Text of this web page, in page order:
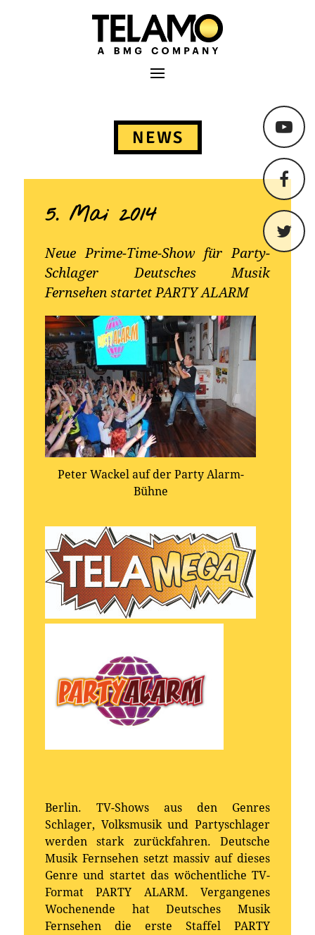
TELAMO
Primäres Menü
NEWS
5. Mai 2014
Neue Prime-Time-Show für Party-
Schlager Deutsches Musik
Fernsehen startet PARTY ALARM
Peter Wackel auf der Party Alarm-
Bühne
Berlin. TV-Shows aus den Genres
Schlager, Volksmusik und Partyschlager
werden stark zurückfahren. Deutsche
Musik Fernsehen setzt massiv auf dieses
Genre und startet das wöchentliche TV-
Format PARTY ALARM. Vergangenes
Wochenende hat Deutsches Musik
Fernsehen die erste Staffel PARTY